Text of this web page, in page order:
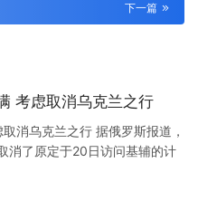
下一篇
考虑取消乌克兰之行
消乌克兰之行 据俄罗斯报道，
消了原定于20日访问基辅的计
取消访问。报道称，此次访